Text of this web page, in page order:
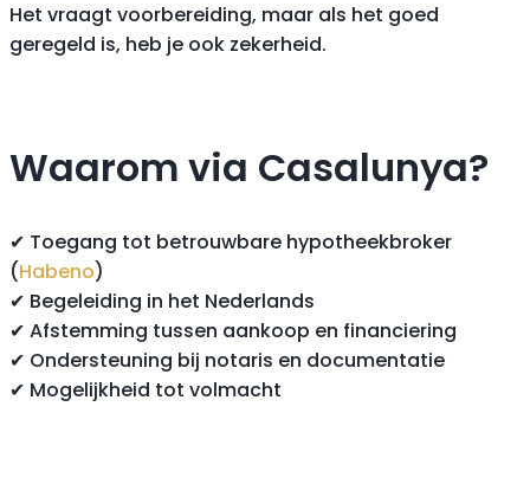
Het vraagt voorbereiding, maar als het goed
geregeld is, heb je ook zekerheid.
Waarom via Casalunya?
✔ Toegang tot betrouwbare hypotheekbroker
(Habeno)
✔ Begeleiding in het Nederlands
✔ Afstemming tussen aankoop en financiering
✔ Ondersteuning bij notaris en documentatie
✔ Mogelijkheid tot volmacht